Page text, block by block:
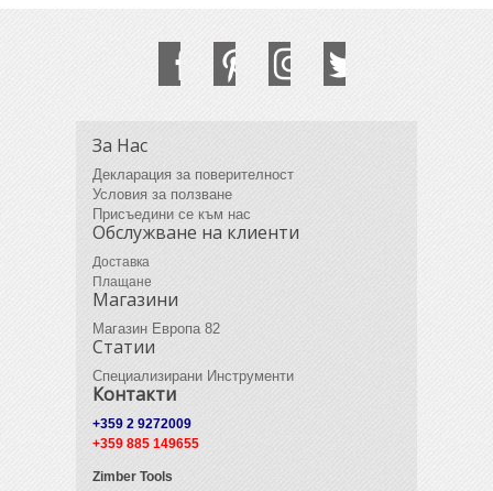
За Нас
Декларация за поверителност
Условия за ползване
Присъедини се към нас
Обслужване на клиенти
Доставка
Плащане
Магазини
Магазин Европа 82
Статии
Специализирани Инструменти
Контакти
+359 2 9272009
+359 885 149655
Zimber Tools